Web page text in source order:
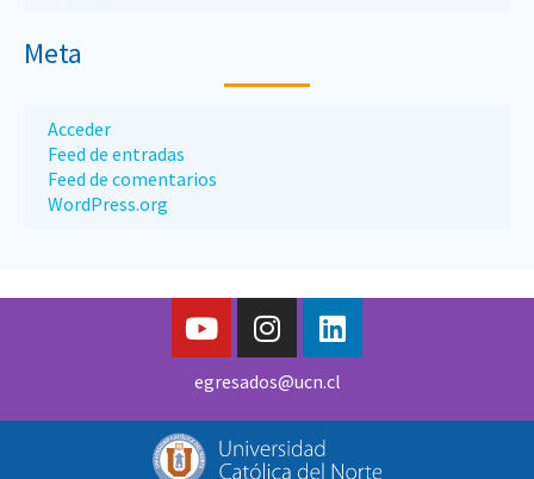
Meta
Acceder
Feed de entradas
Feed de comentarios
WordPress.org
egresados@ucn.cl